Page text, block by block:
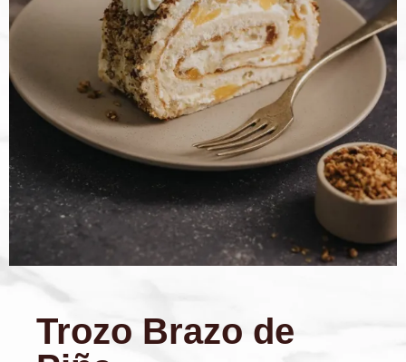
Trozo Brazo de